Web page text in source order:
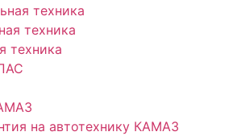
техника
техника
техника
на автотехнику КАМАЗ